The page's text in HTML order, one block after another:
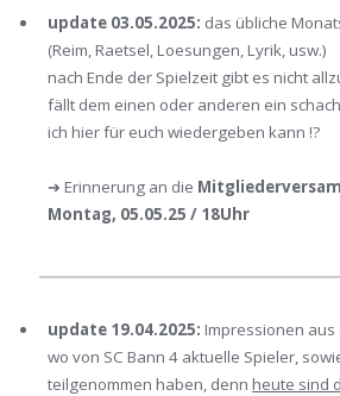
update 03.05.2025: das übliche
(Reim, Raetsel, Loesungen, Lyrik, usw.)
nach Ende der Spielzeit gibt es nicht
fällt dem einen oder anderen ein
ich hier für euch wiedergeben kann !?
➔ Erinnerung an die
Montag, 05.05.25 / 18Uhr
update 19.04.2025: Impressionen aus
wo von SC Bann 4 aktuelle Spieler,
teilgenommen haben, denn heute sind